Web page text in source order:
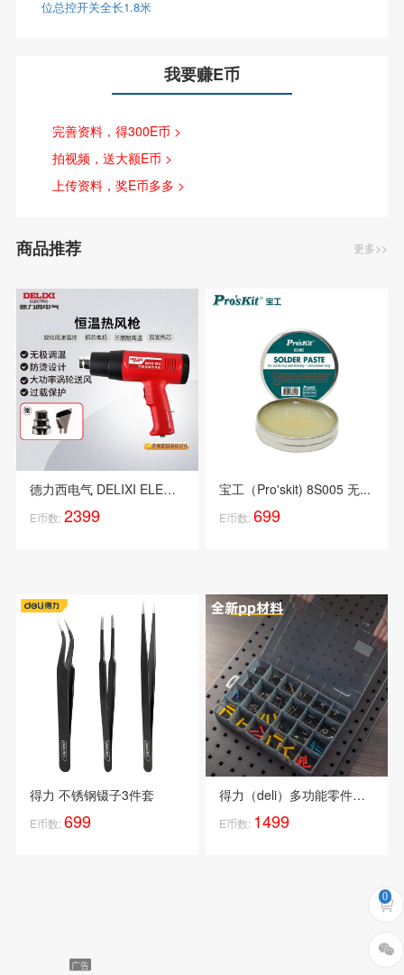
位总控开关全长1.8米
我要赚E币
完善资料，得300E币 >
拍视频，送大额E币 >
上传资料，奖E币多多 >
商品推荐 更多>>
德力西电气 DELIXI ELECTRI...
E币数: 2399
宝工（Pro'skit) 8S005 无...
E币数: 699
得力 不锈钢镊子3件套
E币数: 699
得力（deli）多功能零件盒收纳盒乐高黑...
E币数: 1499
广告

0
